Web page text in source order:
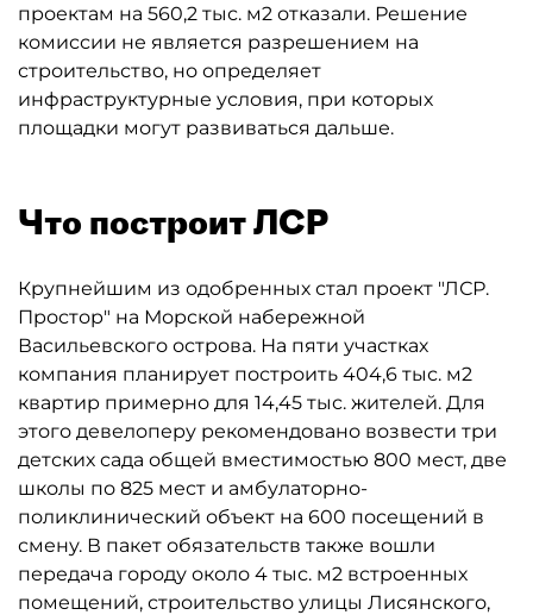
проектам на 560,2 тыс. м2 отказали. Решение
комиссии не является разрешением на
строительство, но определяет
инфраструктурные условия, при которых
площадки могут развиваться дальше.
Что построит ЛСР
Крупнейшим из одобренных стал проект "ЛСР.
Простор" на Морской набережной
Васильевского острова. На пяти участках
компания планирует построить 404,6 тыс. м2
квартир примерно для 14,45 тыс. жителей. Для
этого девелоперу рекомендовано возвести три
детских сада общей вместимостью 800 мест, две
школы по 825 мест и амбулаторно-
поликлинический объект на 600 посещений в
смену. В пакет обязательств также вошли
передача городу около 4 тыс. м2 встроенных
помещений, строительство улицы Лисянского,